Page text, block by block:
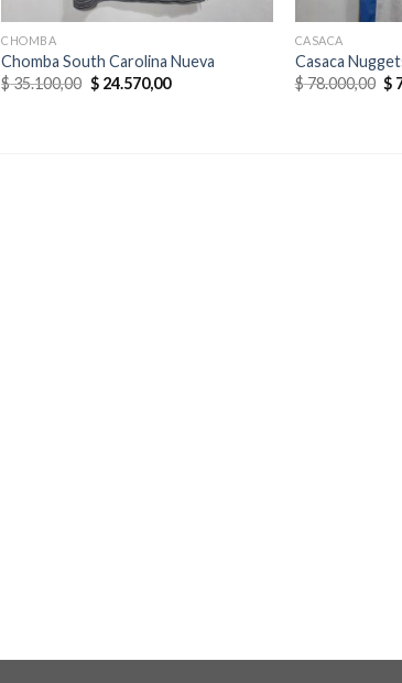
CHOMBA
Chomba South Carolina Nueva
$35.100,00 El
precio
$24.570,00El
CASACA
Casaca
$78.000,00 El
$